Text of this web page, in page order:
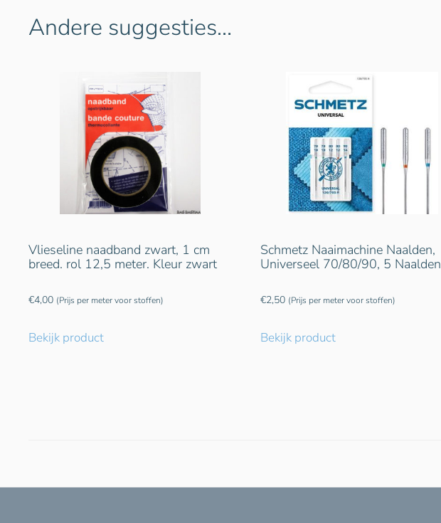
Andere suggesties…
Vlieseline naadband zwart, 1 cm
breed. rol 12,5 meter. Kleur zwart
€4,00 (Prijs per meter voor stoffen)
Bekijk product
Schmetz Naaimachine Naalden,
Universeel 70/80/90, 5 Naalden
€2,50 (Prijs per meter voor stoffen)
Bekijk product